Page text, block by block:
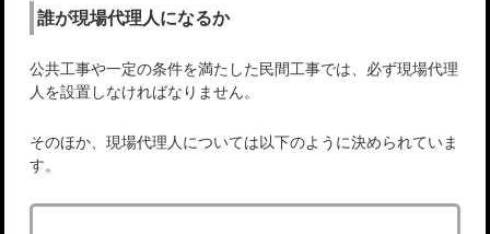
誰が現場代理人になるか
公共工事や一定の条件を満たした民間工事では、必ず現場代理
人を設置しなければなりません。
そのほか、現場代理人については以下のように決められていま
す。